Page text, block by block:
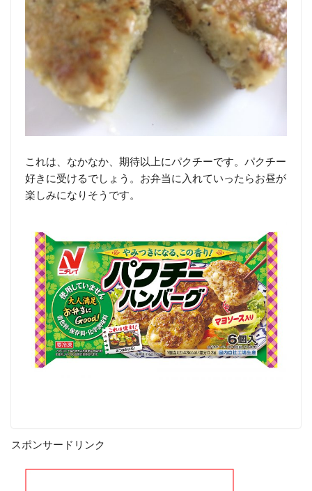
これは、なかなか、期待以上にパクチーです。パクチー
好きに受けるでしょう。お弁当に入れていったらお昼が
楽しみになりそうです。
スポンサードリンク